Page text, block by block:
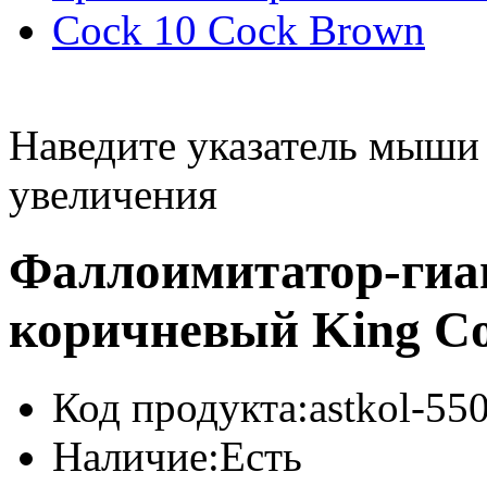
Наведите указатель
увеличения
Фаллоимитатор-
коричневый King
Код продукта:astkol-
Наличие:Есть